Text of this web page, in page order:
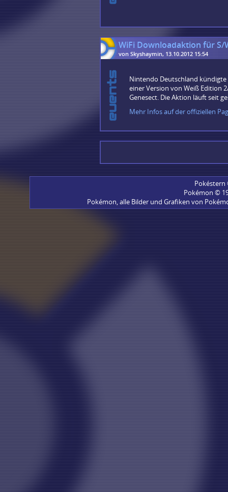
WiFi Downloadaktion für S/
von Skyshaymin, 13.10.2012 15:54
Nintendo Deutschland
einer Version von Weiß Edition
Genesect. Die Aktion läuft seit
Mehr Infos auf der offiziellen
Pokéstern
Pokémon ©
Pokémon, alle Bilder und Grafiken von